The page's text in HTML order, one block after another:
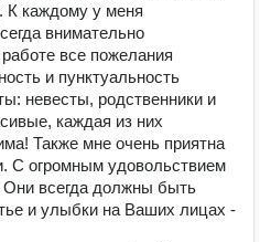
К каждому у меня
внимательно
все пожелания
и пунктуальность
невесты, родственники и
каждая из них
Также мне очень приятна
С огромным удовольствием
всегда должны быть
и улыбки на Ваших лицах -